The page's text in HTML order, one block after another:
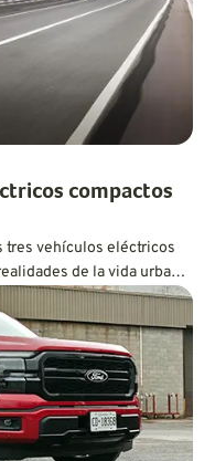
compactos
tres vehículos eléctricos
de la vida urbana,
pública.